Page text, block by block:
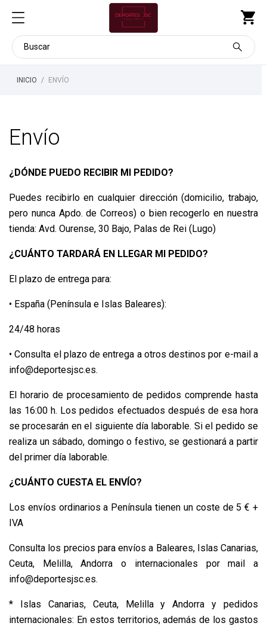
INICIO ENVÍO
Envío
¿DÓNDE PUEDO RECIBIR MI PEDIDO?
Puedes recibirlo en cualquier dirección (domicilio, trabajo,
pero nunca Apdo. de Correos) o bien recogerlo en nuestra
tienda: Avd. Ourense, 30 Bajo, Palas de Rei (Lugo)
¿CUÁNTO TARDARÁ EN LLEGAR MI PEDIDO?
El plazo de entrega para:
• España (Península e Islas Baleares):
24/48 horas
• Consulta el plazo de entrega a otros destinos por e-mail a
info@deportesjsc.es.
El horario de procesamiento de pedidos comprende hasta
las 16:00 h. Los pedidos efectuados después de esa hora
se procesarán en el siguiente día laborable. Si el pedido se
realiza un sábado, domingo o festivo, se gestionará a partir
del primer día laborable.
¿CUÁNTO CUESTA EL ENVÍO?
Los envíos ordinarios a Península tienen un coste de 5 € +
IVA
Consulta los precios para envíos a Baleares, Islas Canarias,
Ceuta, Melilla, Andorra o internacionales por mail a
info@deportesjsc.es.
* Islas Canarias, Ceuta, Melilla y Andorra y pedidos
internacionales: En estos territorios, además de los gastos